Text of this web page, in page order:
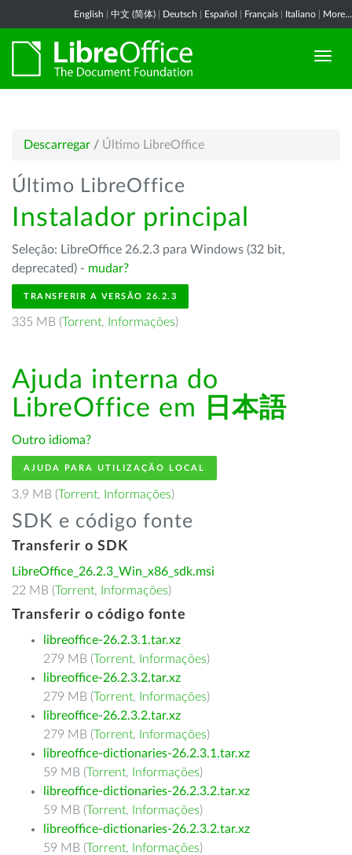
English 中文 (简体) Deutsch Español Français Italiano More...
Descarregar / Último LibreOffice
Último LibreOffice
Instalador principal
Seleção: LibreOffice 26.2.3 para Windows (32 bit,
deprecated) - mudar?
TRANSFERIR A VERSÃO 26.2.3
335 MB (Torrent, Informações)
Ajuda interna do
LibreOffice em
日本語
Outro idioma?
AJUDA PARA UTILIZAÇÃO LOCAL
3.9 MB (Torrent, Informações)
SDK e código fonte
Transferir o SDK
LibreOffice_26.2.3_Win_x86_sdk.msi
22 MB (Torrent, Informações)
Transferir o código fonte
libreoffice-26.2.3.1.tar.xz
279 MB (Torrent, Informações)
libreoffice-26.2.3.2.tar.xz
279 MB (Torrent, Informações)
libreoffice-26.2.3.2.tar.xz
279 MB (Torrent, Informações)
libreoffice-dictionaries-26.2.3.1.tar.xz
59 MB (Torrent, Informações)
libreoffice-dictionaries-26.2.3.2.tar.xz
59 MB (Torrent, Informações)
libreoffice-dictionaries-26.2.3.2.tar.xz
59 MB (Torrent, Informações)